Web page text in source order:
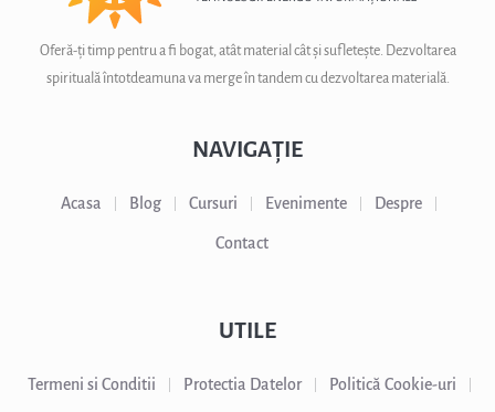
Oferă-ți timp pentru a fi bogat, atât material cât și sufletește. Dezvoltarea
spirituală întotdeamuna va merge în tandem cu dezvoltarea materială.
NAVIGAȚIE
Acasa Blog Cursuri Evenimente Despre
Contact
UTILE
Termeni si Conditii Protectia Datelor Politică Cookie-uri